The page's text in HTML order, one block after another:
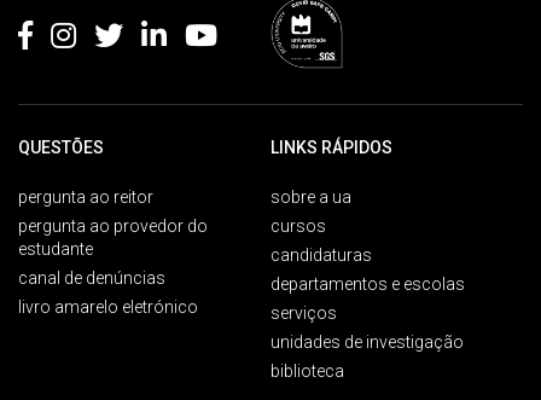
QUESTÕES
pergunta ao reitor
pergunta ao provedor do
estudante
canal de denúncias
livro amarelo eletrónico
LINKS RÁPIDOS
sobre a ua
cursos
candidaturas
departamentos e escolas
serviços
unidades de investigação
biblioteca